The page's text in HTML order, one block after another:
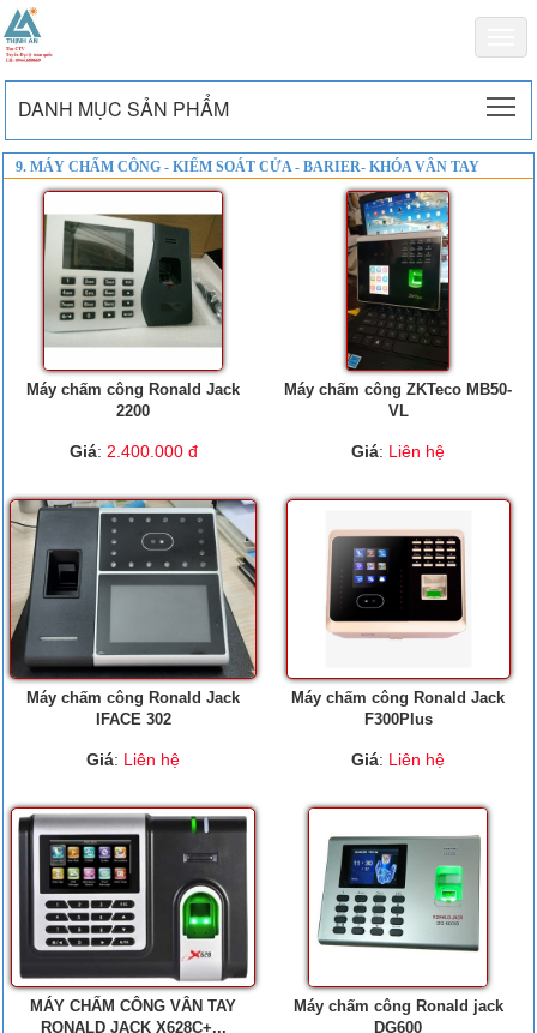
DANH MỤC SẢN PHẨM
9. MÁY CHẤM CÔNG - KIỂM SOÁT CỬA - BARIER- KHÓA VÂN TAY
Máy chấm công Ronald Jack
2200
Giá: 2.400.000 đ
Máy chấm công ZKTeco MB50-
VL
Giá: Liên hệ
Máy chấm công Ronald Jack
IFACE 302
Giá: Liên hệ
Máy chấm công Ronald Jack
F300Plus
Giá: Liên hệ
MÁY CHẤM CÔNG VÂN TAY
RONALD JACK X628C+...
Máy chấm công Ronald jack
DG600